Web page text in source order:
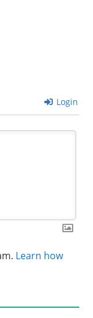
Login
Learn how